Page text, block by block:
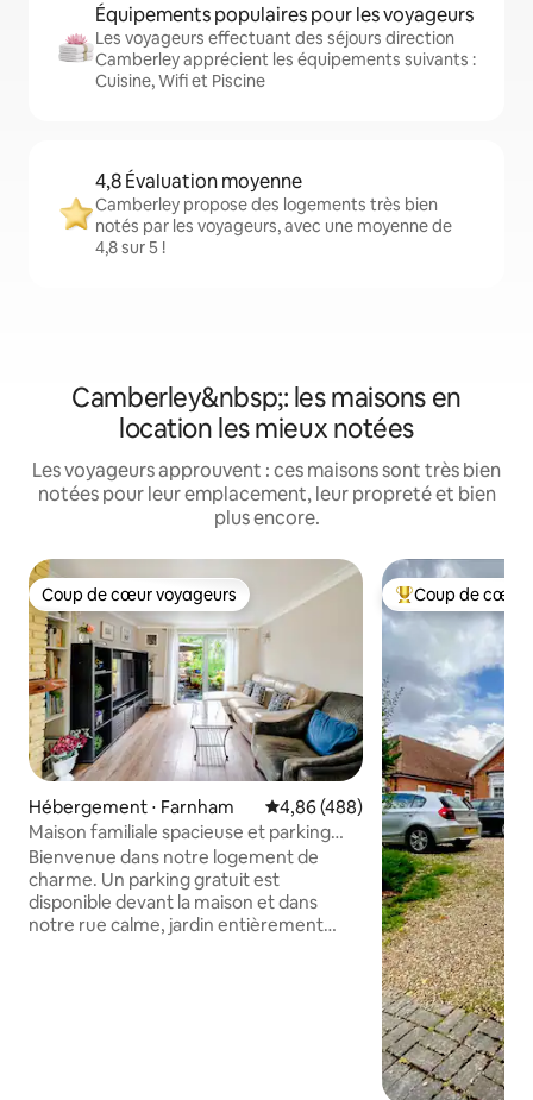
Équipements populaires pour les voyageurs
Les voyageurs effectuant des séjours direction
Camberley apprécient les équipements suivants :
Cuisine, Wifi et Piscine
4,8 Évaluation moyenne
Camberley propose des logements très bien
notés par les voyageurs, avec une moyenne de
4,8 sur 5 !
Camberley&nbsp;: les maisons en
location les mieux notées
Les voyageurs approuvent : ces maisons sont très bien
notées pour leur emplacement, leur propreté et bien
plus encore.
Coup de cœur voyageurs
Coup de cœur voyageurs
Hébergement ⋅ Farnham Évaluation moyenne sur la
4,86 (488)
Maison familiale spacieuse et parking
gratuit
Bienvenue dans notre logement de
charme. Un parking gratuit est
disponible devant la maison et dans
notre rue calme, jardin entièrement
Coups de cœur
Coup de cœur